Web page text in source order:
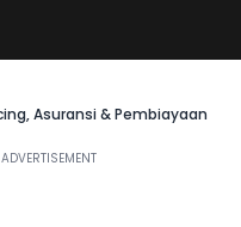
Asuransi & Pembiayaan